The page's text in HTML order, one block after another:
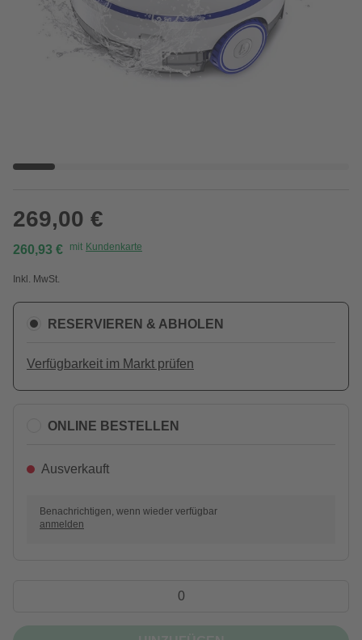
269,00 €
260,93 € mit Kundenkarte
Inkl. MwSt.
RESERVIEREN & ABHOLEN
Verfügbarkeit im Markt prüfen
ONLINE BESTELLEN
Ausverkauft
Benachrichtigen, wenn wieder verfügbar
anmelden